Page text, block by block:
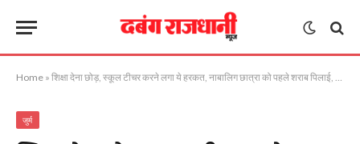
Home » शिक्षा देना छोड़, स्कूल टीचर करने लगा ये हरकत, नाबालिग छात्रा को पहले शराब पिलाई, फिर …
जुर्म